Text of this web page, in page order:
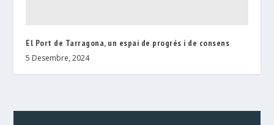
El Port de Tarragona, un espai de progrés i de consens
5 Desembre, 2024